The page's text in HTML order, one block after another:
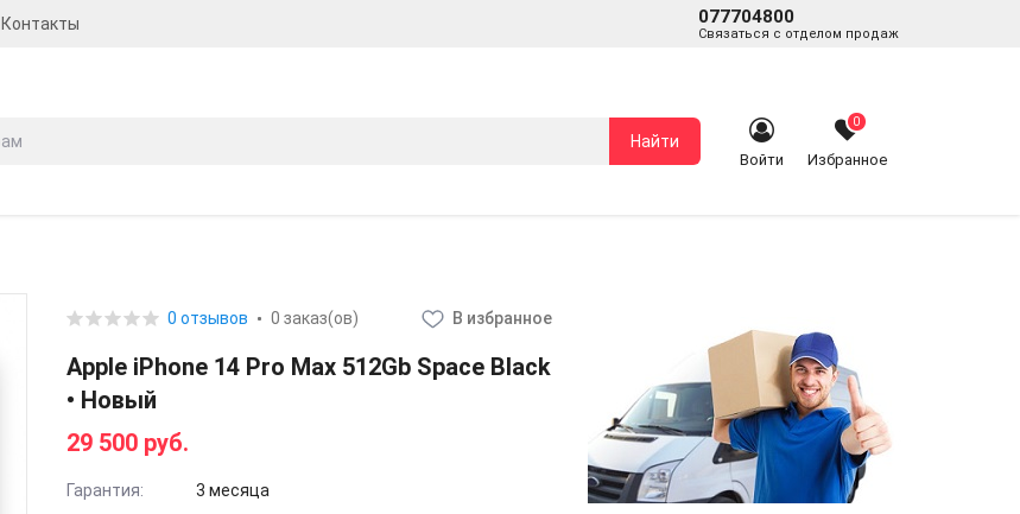
Контакты 077704800
Связаться с отделом продаж
Найти
Войти
0
Избранное
0 отзывов 0 заказ(ов) В избранное
Apple iPhone 14 Pro Max 512Gb Space Black
• Новый
29 500 руб.
Гарантия:
3 месяца